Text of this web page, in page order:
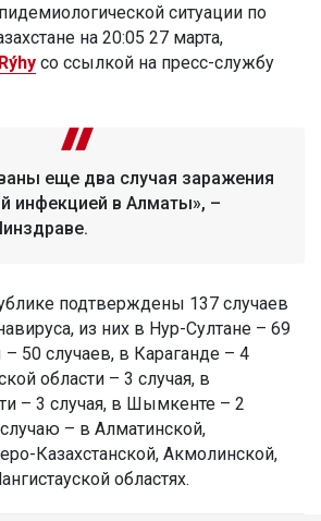
ситуации по
на 20:05 27 марта,
Rýhy со ссылкой на пресс-службу
еще два случая заражения
инфекцией в Алматы», –
подтверждены 137 случаев
из них в Нур-Султане – 69
50 случаев, в Караганде – 4
области – 3 случая, в
– 3 случая, в Шымкенте – 2
– в Алматинской,
Казахстанской, Акмолинской,
областях.